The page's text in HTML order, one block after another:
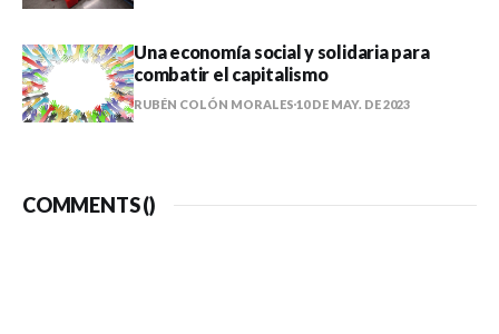
Una economía social y solidaria para
combatir el capitalismo
RUBÉN COLÓN MORALES 10 DE MAY. DE 2023
COMMENTS ()